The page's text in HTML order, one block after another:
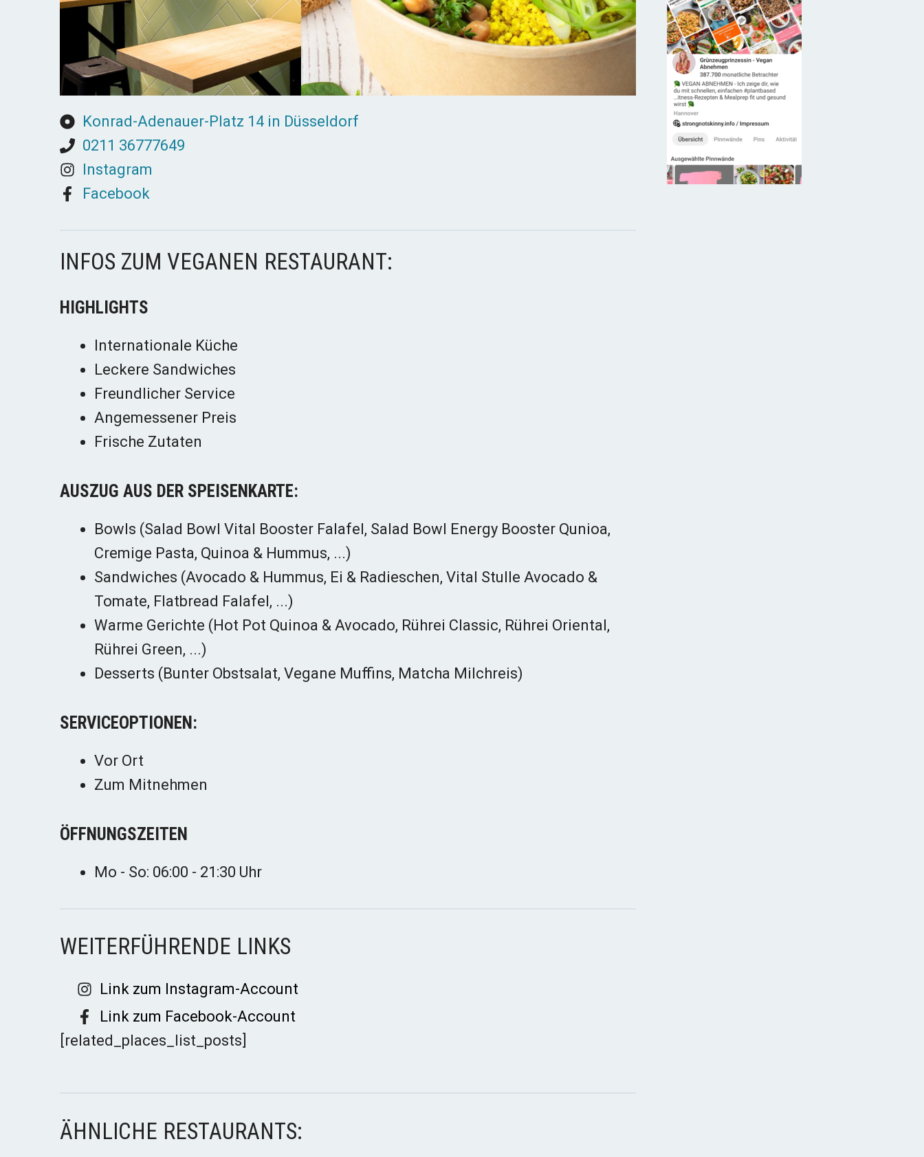
Konrad-Adenauer-Platz 14 in Düsseldorf
0211 36777649
Instagram
Facebook
INFOS ZUM VEGANEN RESTAURANT:
HIGHLIGHTS
Internationale Küche
Leckere Sandwiches
Freundlicher Service
Angemessener Preis
Frische Zutaten
AUSZUG AUS DER SPEISENKARTE:
Bowls (Salad Bowl Vital Booster Falafel, Salad Bowl Energy Booster Qunioa,
Cremige Pasta, Quinoa & Hummus, ...)
Sandwiches (Avocado & Hummus, Ei & Radieschen, Vital Stulle Avocado &
Tomate, Flatbread Falafel, ...)
Warme Gerichte (Hot Pot Quinoa & Avocado, Rührei Classic, Rührei Oriental,
Rührei Green, ...)
Desserts (Bunter Obstsalat, Vegane Muffins, Matcha Milchreis)
SERVICEOPTIONEN:
Vor Ort
Zum Mitnehmen
ÖFFNUNGSZEITEN
Mo - So: 06:00 - 21:30 Uhr
WEITERFÜHRENDE LINKS
Link zum Instagram-Account
Link zum Facebook-Account
[related_places_list_posts]
ÄHNLICHE RESTAURANTS: